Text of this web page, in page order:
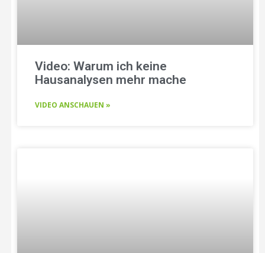
Video: Warum ich keine
Hausanalysen mehr mache
VIDEO ANSCHAUEN »